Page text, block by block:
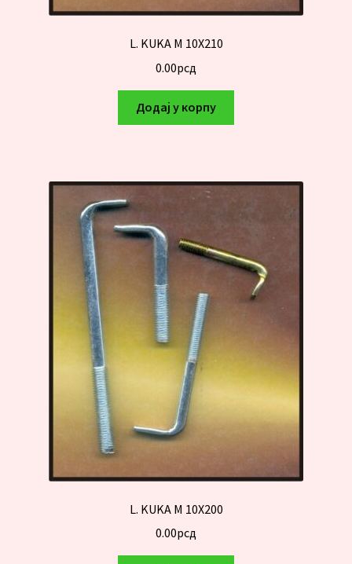
L. KUKA M 10X210
0.00рсд
Додај у корпу
L. KUKA M 10X200
0.00рсд